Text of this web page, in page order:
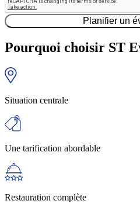
Pourquoi choisir ST
Situation centrale
Une tarification abordable
Restauration complète